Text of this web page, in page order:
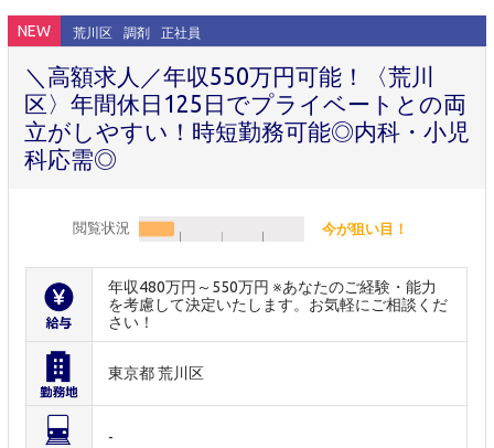
NEW 荒川区 調剤 正社員
＼高額求人／年収550万円可能！〈荒川
区〉年間休日125日でプライベートとの両
立がしやすい！時短勤務可能◎内科・小児
科応需◎
閲覧状況 今が狙い目！
年収480万円～550万円 ※あなたのご経験・能力
を考慮して決定いたします。お気軽にご相談くだ
さい！
東京都 荒川区
-